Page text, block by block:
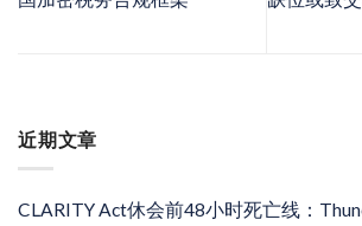
近期文章
CLARITY Act休会前48小时死亡线：